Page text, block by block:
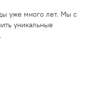
уже много лет. Мы с
уникальные